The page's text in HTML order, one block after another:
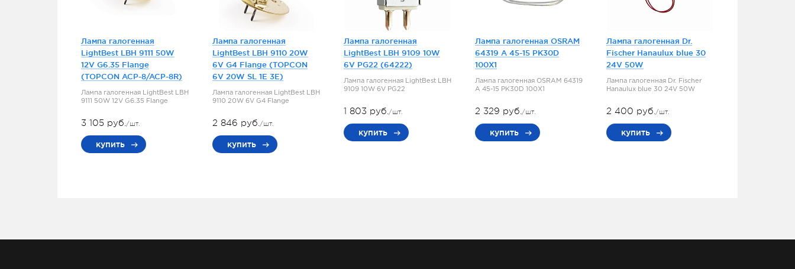
Лампа галогенная
LightBest LBH 9111 50W
12V G6.35 Flange
(TOPCON ACP-8/ACP-8R)
Лампа галогенная LightBest LBH
9111 50W 12V G6.35 Flange
3 105 руб./шт.
купить
Лампа галогенная
LightBest LBH 9110 20W
6V G4 Flange (TOPCON
6V 20W SL 1E 3E)
Лампа галогенная LightBest LBH
9110 20W 6V G4 Flange
2 846 руб./шт.
купить
Лампа галогенная
LightBest LBH 9109 10W
6V PG22 (64222)
Лампа галогенная LightBest LBH
9109 10W 6V PG22
1 803 руб./шт.
купить
Лампа галогенная OSRAM
64319 A 45-15 PK30D
100X1
Лампа галогенная OSRAM 64319
A 45-15 PK30D 100X1
2 329 руб./шт.
купить
Лампа галогенная Dr.
Fischer Hanaulux blue 30
24V 50W
Лампа галогенная Dr. Fischer
Hanaulux blue 30 24V 50W
2 400 руб./шт.
купить